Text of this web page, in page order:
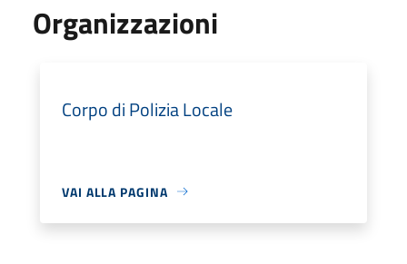
Organizzazioni
Corpo di Polizia Locale
VAI ALLA PAGINA